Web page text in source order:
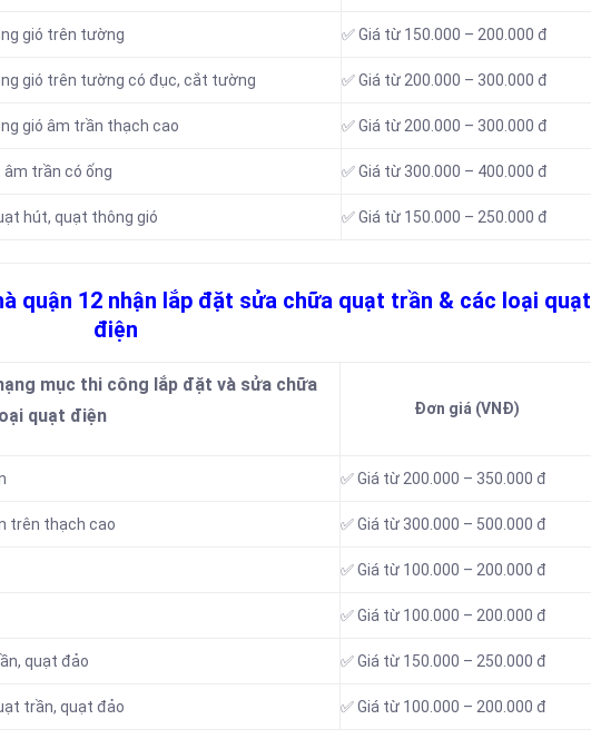
gió trên tường ✅ Giá từ 150.000 – 200.000 đ
gió trên tường có đục, cắt tường ✅ Giá từ 200.000 – 300.000 đ
gió âm trần thạch cao ✅ Giá từ 200.000 – 300.000 đ
âm trần có ống ✅ Giá từ 300.000 – 400.000 đ
hút, quạt thông gió ✅ Giá từ 150.000 – 250.000 đ
quận 12 nhận lắp đặt sửa chữa quạt trần & các loại quạt
điện
mục thi công lắp đặt và sửa chữa
quạt điện
Đơn giá (VNĐ)
✅ Giá từ 200.000 – 350.000 đ
trên thạch cao ✅ Giá từ 300.000 – 500.000 đ
✅ Giá từ 100.000 – 200.000 đ
✅ Giá từ 100.000 – 200.000 đ
quạt đảo ✅ Giá từ 150.000 – 250.000 đ
trần, quạt đảo ✅ Giá từ 100.000 – 200.000 đ